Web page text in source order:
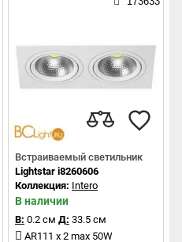
Встраиваемый светильник
Lightstar i8260606
Коллекция: Intero
В наличии
В: 0.2 см Д: 33.5 см
AR111 x 2 max 50W